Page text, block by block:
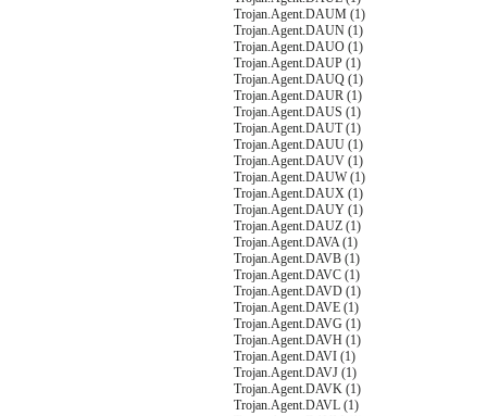
Trojan.Agent.DAUM (1)
Trojan.Agent.DAUN (1)
Trojan.Agent.DAUO (1)
Trojan.Agent.DAUP (1)
Trojan.Agent.DAUQ (1)
Trojan.Agent.DAUR (1)
Trojan.Agent.DAUS (1)
Trojan.Agent.DAUT (1)
Trojan.Agent.DAUU (1)
Trojan.Agent.DAUV (1)
Trojan.Agent.DAUW (1)
Trojan.Agent.DAUX (1)
Trojan.Agent.DAUY (1)
Trojan.Agent.DAUZ (1)
Trojan.Agent.DAVA (1)
Trojan.Agent.DAVB (1)
Trojan.Agent.DAVC (1)
Trojan.Agent.DAVD (1)
Trojan.Agent.DAVE (1)
Trojan.Agent.DAVG (1)
Trojan.Agent.DAVH (1)
Trojan.Agent.DAVI (1)
Trojan.Agent.DAVJ (1)
Trojan.Agent.DAVK (1)
Trojan.Agent.DAVL (1)